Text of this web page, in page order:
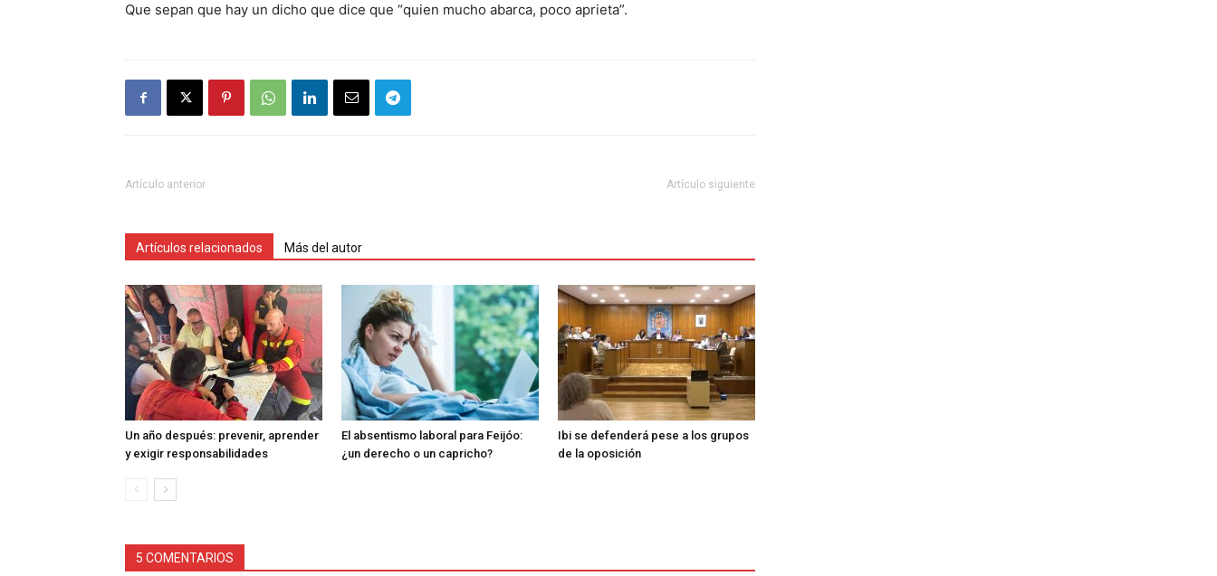
Que sepan que hay un dicho que dice que “quien mucho abarca, poco aprieta”.
Artículo anterior Artículo siguiente
Artículos relacionados Más del autor
Un año después: prevenir, aprender
y exigir responsabilidades
El absentismo laboral para Feijóo:
¿un derecho o un capricho?
Ibi se defenderá pese a los grupos
de la oposición
5 COMENTARIOS